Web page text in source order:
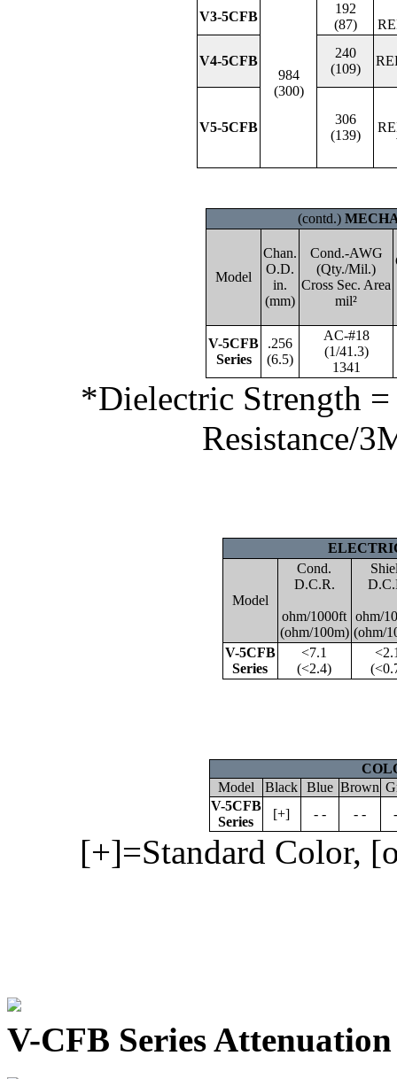
V3-5CFB
984
(300)
192
(87)
V4-5CFB
240
(109)
V5-5CFB
306
(139)
(contd.)
Model
Chan.
O.D.
in.
(mm)
Cond.-AWG
(Qty./Mil.)
Cross Sec. Area
mil²
V-5CFB
Series
.256
(6.5)
AC-#18
(1/41.3)
1341
*Dielectric Strength
Resistance/
Model
Cond.
D.C.R.
ohm/1000ft
(ohm/100m)
ohm/
(ohm/
V-5CFB
Series
<7.1
(<2.4)
Model
Black Blue Brown
V-5CFB
Series
[+] - - - -
[+]=Standard Color,
V-CFB Series